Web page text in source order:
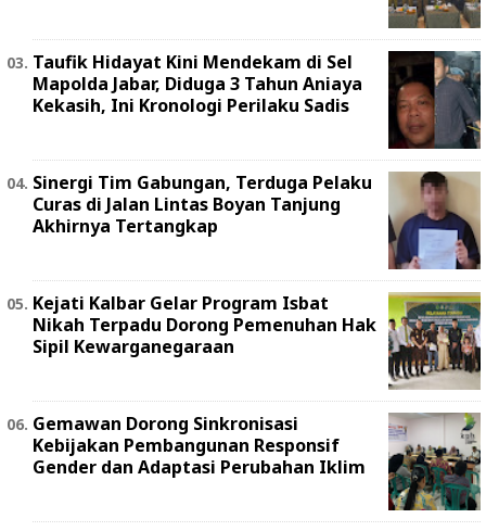
Taufik Hidayat Kini Mendekam di Sel
Mapolda Jabar, Diduga 3 Tahun Aniaya
Kekasih, Ini Kronologi Perilaku Sadis
Sinergi Tim Gabungan, Terduga Pelaku
Curas di Jalan Lintas Boyan Tanjung
Akhirnya Tertangkap
Kejati Kalbar Gelar Program Isbat
Nikah Terpadu Dorong Pemenuhan Hak
Sipil Kewarganegaraan
Gemawan Dorong Sinkronisasi
Kebijakan Pembangunan Responsif
Gender dan Adaptasi Perubahan Iklim